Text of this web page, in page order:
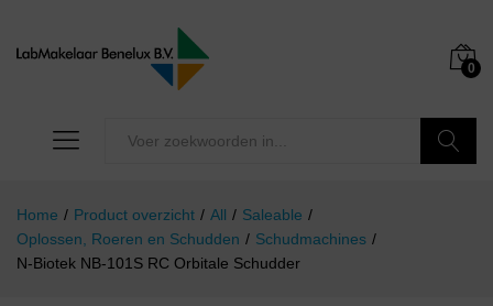
0
Home / Product overzicht / All / Saleable /
Oplossen, Roeren en Schudden / Schudmachines /
N-Biotek NB-101S RC Orbitale Schudder